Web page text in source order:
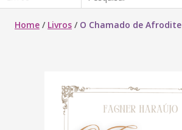
Home / Livros / O Chamado de Afrodite